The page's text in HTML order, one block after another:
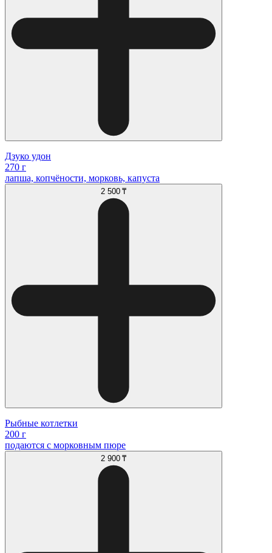
Дзуко удон
270 г
лапша, копчёности, морковь, капуста
2 500 ₸
Рыбные котлетки
200 г
подаются с морковным пюре
2 900 ₸